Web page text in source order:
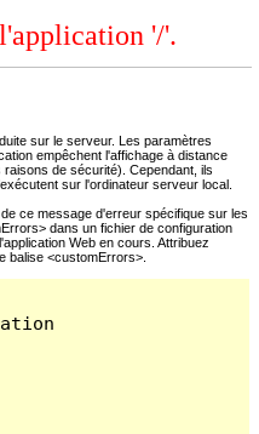
'/'.
sur le serveur. Les paramètres
empêchent l'affichage à distance
de sécurité). Cependant, ils
sur l'ordinateur serveur local.
ce message d'erreur spécifique sur les
dans un fichier de configuration
Web en cours. Attribuez
balise <customErrors>.